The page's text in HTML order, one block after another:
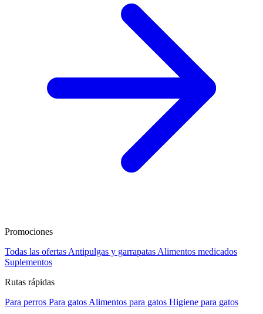
Promociones
Todas las ofertas Antipulgas y garrapatas Alimentos medicados
Suplementos
Rutas rápidas
Para perros Para gatos Alimentos para gatos Higiene para gatos